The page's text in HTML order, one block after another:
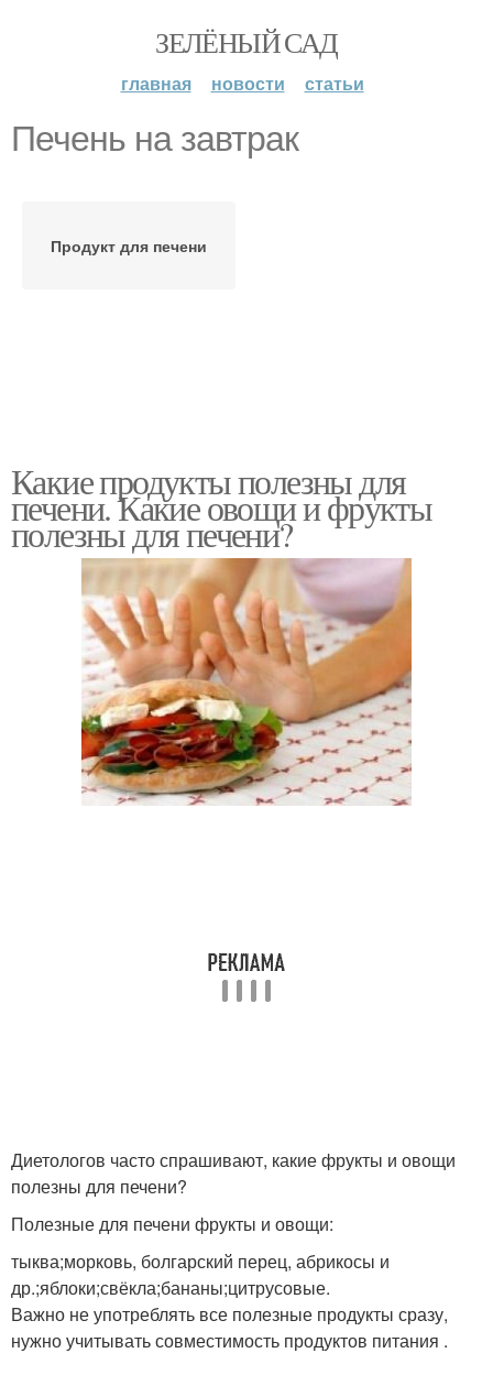
ЗЕЛЁНЫЙ САД
главная новости статьи
Печень на завтрак
Продукт для печени
Какие продукты полезны для
печени. Какие овощи и фрукты
полезны для печени?
Диетологов часто спрашивают, какие фрукты и овощи
полезны для печени?
Полезные для печени фрукты и овощи:
тыква;морковь, болгарский перец, абрикосы и
др.;яблоки;свёкла;бананы;цитрусовые.
Важно не употреблять все полезные продукты сразу,
нужно учитывать совместимость продуктов питания .